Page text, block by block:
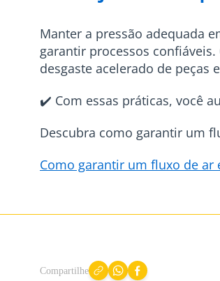
Manter a pressão adequada
garantir processos
desgaste acelerado de peças
✔️ Com essas práticas, você
Descubra como garantir um
Como garantir um fluxo de ar
Compartilhe